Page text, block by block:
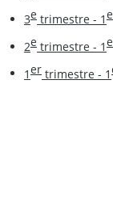
3e trimestre - 1
2e trimestre - 1
1er trimestre - 1